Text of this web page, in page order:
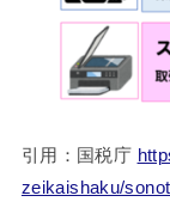
引用：国税庁
zeikaishaku/